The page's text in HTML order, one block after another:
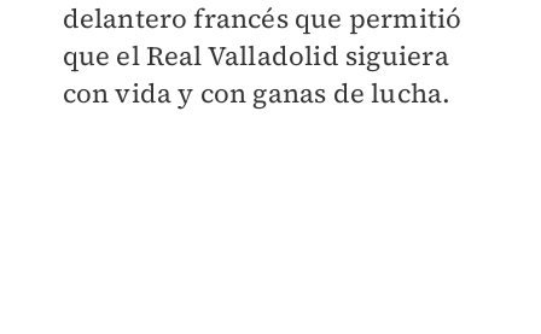
delantero francés que permitió
que el Real Valladolid siguiera
con vida y con ganas de lucha.